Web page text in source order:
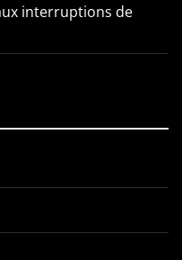
interruptions de